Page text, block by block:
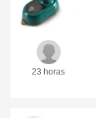
23 horas